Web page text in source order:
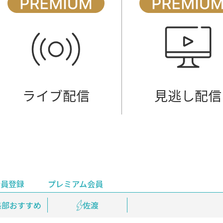
ライブ配信 見逃し配信
おすすめ 佐渡
鉄道情報
登録
プレミアム会員
員登録